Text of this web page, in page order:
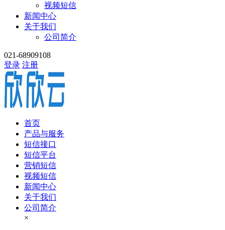
视频短信
新闻中心
关于我们
公司简介
021-68909108
登录 注册
首页
产品与服务
短信接口
短信平台
营销短信
视频短信
新闻中心
关于我们
公司简介
×